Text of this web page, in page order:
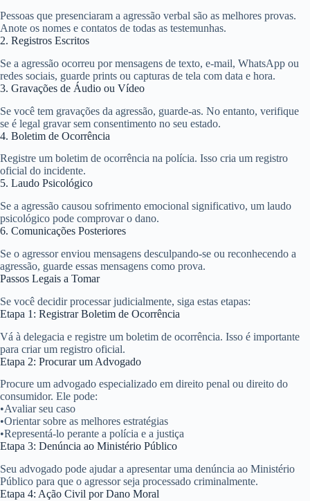
Pessoas que presenciaram a agressão verbal são as melhores provas.
Anote os nomes e contatos de todas as testemunhas.
2. Registros Escritos
Se a agressão ocorreu por mensagens de texto, e-mail, WhatsApp ou
redes sociais, guarde prints ou capturas de tela com data e hora.
3. Gravações de Áudio ou Vídeo
Se você tem gravações da agressão, guarde-as. No entanto, verifique
se é legal gravar sem consentimento no seu estado.
4. Boletim de Ocorrência
Registre um boletim de ocorrência na polícia. Isso cria um registro
oficial do incidente.
5. Laudo Psicológico
Se a agressão causou sofrimento emocional significativo, um laudo
psicológico pode comprovar o dano.
6. Comunicações Posteriores
Se o agressor enviou mensagens desculpando-se ou reconhecendo a
agressão, guarde essas mensagens como prova.
Passos Legais a Tomar
Se você decidir processar judicialmente, siga estas etapas:
Etapa 1: Registrar Boletim de Ocorrência
Vá à delegacia e registre um boletim de ocorrência. Isso é importante
para criar um registro oficial.
Etapa 2: Procurar um Advogado
Procure um advogado especializado em direito penal ou direito do
consumidor. Ele pode:
•Avaliar seu caso
•Orientar sobre as melhores estratégias
•Representá-lo perante a polícia e a justiça
Etapa 3: Denúncia ao Ministério Público
Seu advogado pode ajudar a apresentar uma denúncia ao Ministério
Público para que o agressor seja processado criminalmente.
Etapa 4: Ação Civil por Dano Moral